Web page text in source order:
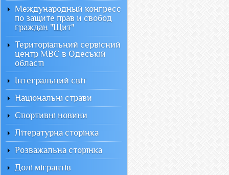
Международный конгресс
по защите прав и свобод
граждан "Щит"
Територіальний сервісний
центр МВС в Одеській
області
Інтегральний світ
Національні страви
Спортивні новини
Літературна сторінка
Розважальна сторінка
Долі мігрантів